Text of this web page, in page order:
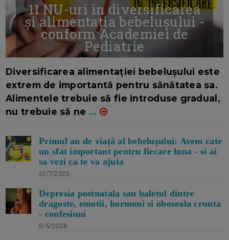
11 NU-uri in diversificarea
și alimentația bebelușului -
conform Academiei de
Pediatrie
Diversificarea alimentației bebelușului este
extrem de importantă pentru sănătatea sa.
Alimentele trebuie să fie introduse gradual,
nu trebuie să ne ...
Primul an de viață al bebelușului: Avem cate
un sfat important pentru fiecare luna - si ai
sa vezi ca te va ajuta
10/7/2026
Depresia postnatala sau baletul dintre
dragoste, emotii, hormoni si oboseala crunta
- confesiuni
9/6/2026